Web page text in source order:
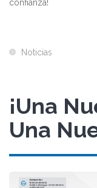
confianza!
Noticias
¡Una
Una